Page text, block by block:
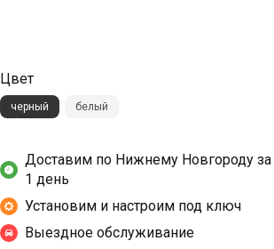
Цвет
черный белый
Доставим по Нижнему Новгороду за
1 день
Установим и настроим под ключ
Выездное обслуживание